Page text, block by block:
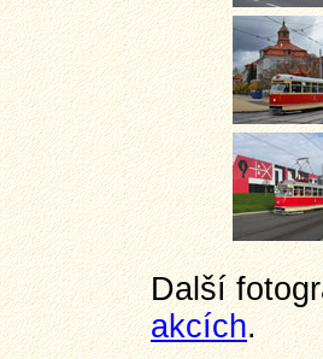
Další
akcích.